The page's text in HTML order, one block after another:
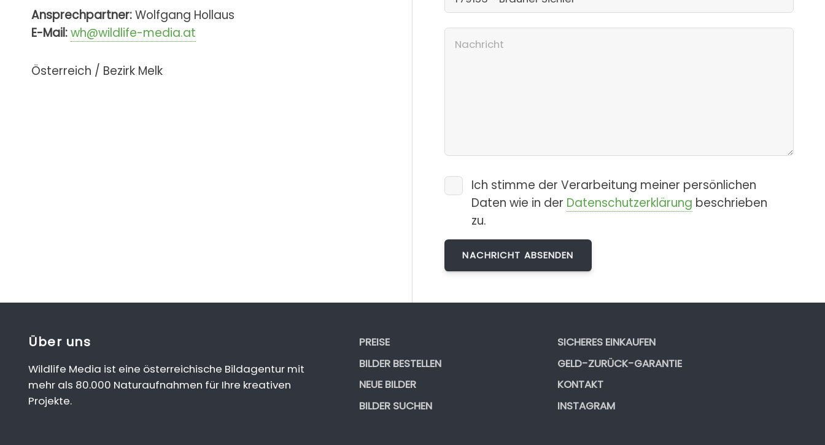
Ansprechpartner:Wolfgang Hollaus
E-Mail:wh@wildlife-media.at
Österreich / Bezirk Melk
Ich stimme der Verarbeitung meiner persönlichen
Daten wie in der Datenschutzerklärung beschrieben
zu.
Über uns
Wildlife Media ist eine österreichische Bildagentur mit
mehr als 80.000 Naturaufnahmen für Ihre kreativen
Projekte.
PREISE
BILDER BESTELLEN
NEUE BILDER
BILDER SUCHEN
SICHERES EINKAUFEN
GELD-ZURÜCK-GARANTIE
KONTAKT
INSTAGRAM